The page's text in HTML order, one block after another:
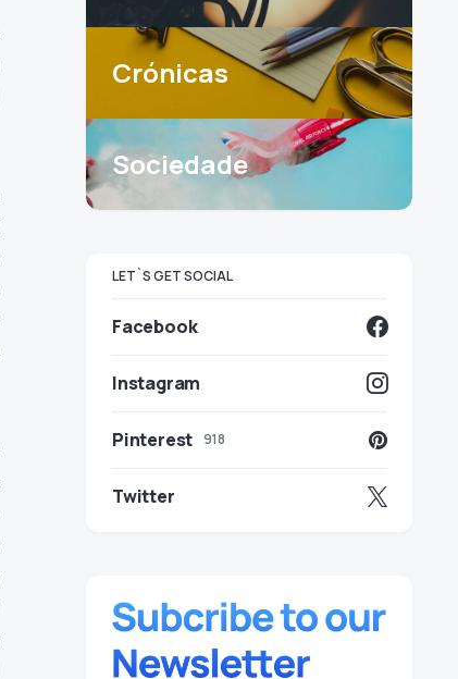
Crónicas
Sociedade
LET`S GET SOCIAL
Facebook
Instagram
Pinterest 918
Twitter